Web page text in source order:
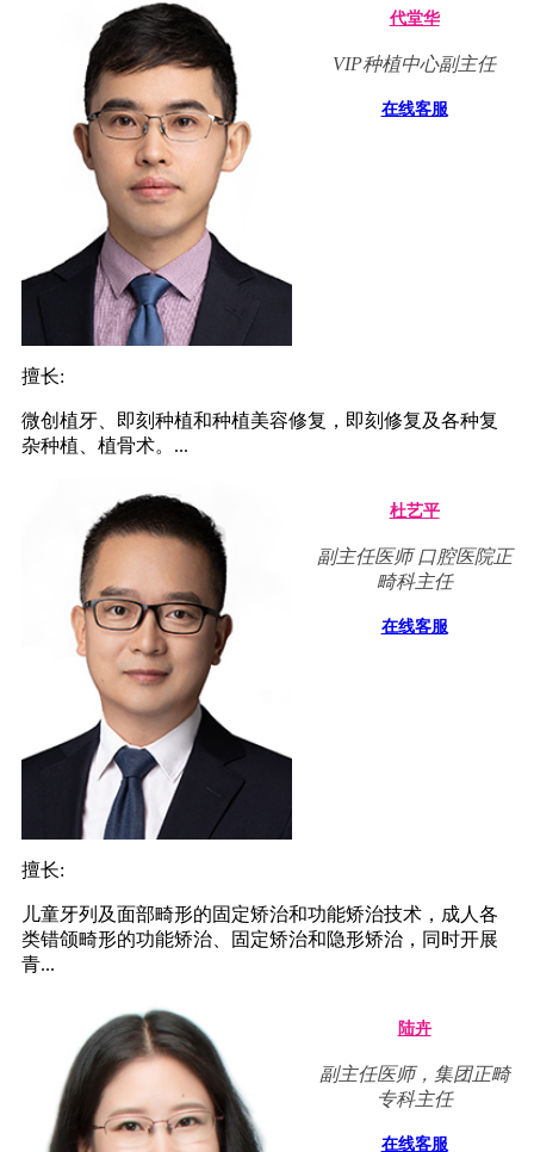
代堂华
VIP种植中心副主任
在线客服
擅长:
微创植牙、即刻种植和种植美容修复，即刻修复及各种复
杂种植、植骨术。...
杜艺平
副主任医师 口腔医院正
畸科主任
在线客服
擅长:
儿童牙列及面部畸形的固定矫治和功能矫治技术，成人各
类错颌畸形的功能矫治、固定矫治和隐形矫治，同时开展
青...
陆卉
副主任医师，集团正畸
专科主任
在线客服